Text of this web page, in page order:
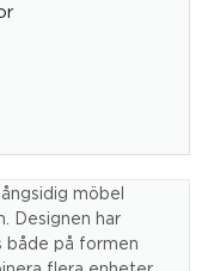
möbel
Designen har
både på formen